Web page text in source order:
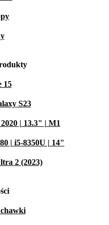
15
S23
| 13.3" | M1
| i5-8350U | 14"
2 (2023)